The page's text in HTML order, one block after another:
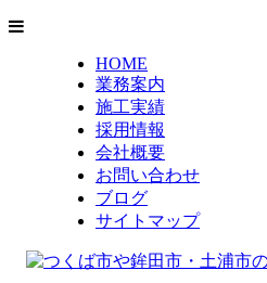
HOME
業務案内
施工実績
採用情報
会社概要
お問い合わせ
ブログ
サイトマップ